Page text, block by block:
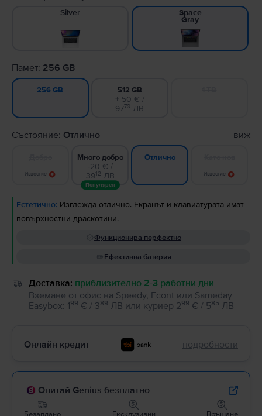
Silver Space
Gray
Памет: 256 GB
256 GB 512 GB
+ 50 € /
9779 ЛВ
Състояние: Отлично виж
Известие
Много добро
-20 € /
3912 ЛВ
Популярен
Отлично
Известие
Естетично: Изглежда отлично. Екранът и клавиатурата имат
повърхностни драскотини.
Функционира перфектно
Ефективна батерия
Доставка: приблизително 2-3 работни дни
Вземане от офис на Speedy, Econt или Sameday
Easybox: 199 € / 389 ЛВ или куриер 299 € / 585 ЛВ
Онлайн кредит подробности
Опитай Genius безплатно